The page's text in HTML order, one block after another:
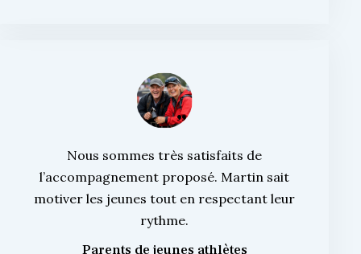
Nous sommes très satisfaits de
l’accompagnement proposé. Martin sait
motiver les jeunes tout en respectant leur
rythme.
Parents de jeunes athlètes